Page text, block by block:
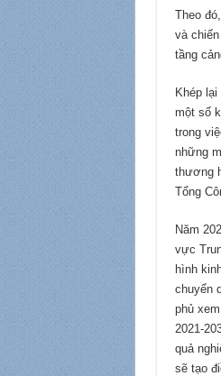
Theo
và
tầng
Khép
một số
trong
những
thương
Tổng
Năm
vực
hình
chuyển
phủ
2021-
quả
sẽ tạo